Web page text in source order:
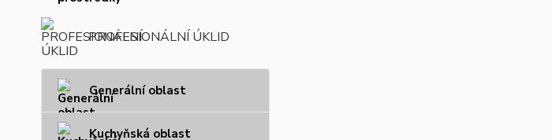
PROFESIONÁLNÍ ÚKLID
Generální oblast
Kuchyňská oblast